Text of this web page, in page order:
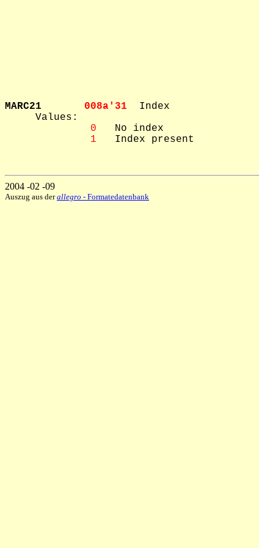
MARC21 008a'31 Index
     Values:
0
   No index
1
   Index present
2004 -02 -09
Auszug aus derallegro - Formatedatenbank